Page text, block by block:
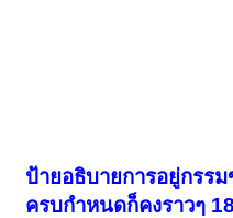
ป้ายอธิบายการอยู่กรร
ครบกำหนดก็คงราวๆ